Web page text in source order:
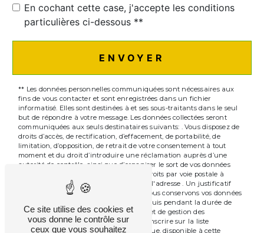
En cochant cette case, j'accepte les conditions
particulières ci-dessous **
ENVOYER
** Les données personnelles communiquées sont nécessaires aux
fins de vous contacter et sont enregistrées dans un fichier
informatisé. Elles sont destinées à et ses sous-traitants dans le seul
but de répondre à votre message. Les données collectées seront
communiquées aux seuls destinataires suivants: . Vous disposez de
droits d’accès, de rectification, d’effacement, de portabilité, de
limitation, d’opposition, de retrait de votre consentement à tout
moment et du droit d’introduire une réclamation auprès d’une
autorité de contrôle, ainsi que d’organiser le sort de vos données
post-mortem. Vous pouvez exercer ces droits par voie postale à
l'adresse ou par courrier électronique à l'adresse . Un justificatif
d'identité pourra vous être demandé. Nous conservons vos données
pendant la période de prise de contact puis pendant la durée de
prescription légale aux fins probatoires et de gestion des
contentieux. Vous avez le droit de vous inscrire sur la liste
d'opposition au démarchage téléphonique, disponible à cette
Ce site utilise des cookies et
vous donne le contrôle sur
ceux que vous souhaitez